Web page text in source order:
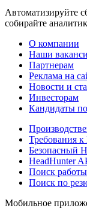
Автоматизируйте
собирайте
О компании
Наши
Партнерам
Реклама на
Новости и
Инвесторам
Кандидаты
Требования
Безопасный
HeadHunter
Поиск работы
Поиск по
Мобильное